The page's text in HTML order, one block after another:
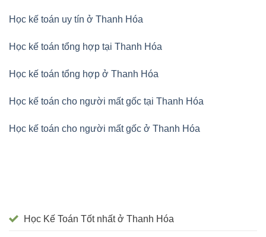
Học kế toán uy tín ở Thanh Hóa
Học kế toán tổng hợp tại Thanh Hóa
Học kế toán tổng hợp ở Thanh Hóa
Học kế toán cho người mất gốc tại Thanh Hóa
Học kế toán cho người mất gốc ở Thanh Hóa
Học Kế Toán Tốt nhất ở Thanh Hóa